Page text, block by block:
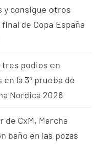
y consigue otros
de Copa España
tres podios en
la 3º prueba de
Nordica 2026
CxM, Marcha
baño en las pozas